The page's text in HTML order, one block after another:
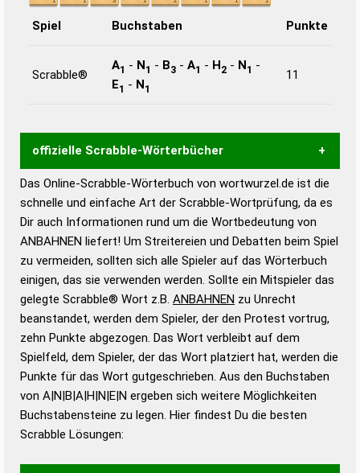
Spiel Buchstaben Punkte
Scrabble®
A1 - N1 - B3 - A1 - H2 - N1 -
E1 - N1
11
offizielle Scrabble-Wörterbücher
Wortwurzel liefert mit Hilfe eines semantischen
Wortanalyse-Algorithmus gute Anhaltspunkte zu
Wortbedeutung, Worttrennung und Wortform, um die
Gültigkeit eines Wortes für das Scrabble-Spiel zu
bestimmen!
zugelassene Turnier Scrabble-
Wörterbücher sind:
Duden – Standardwerk in 12 Bänden
Duden – Richtiges und gutes
Deutsch
Duden – Die deutsche Grammatik
Duden – Deutsches
Das Online-Scrabble-Wörterbuch von wortwurzel.de ist die
schnelle und einfache Art der Scrabble-Wortprüfung, da es
Dir auch Informationen rund um die Wortbedeutung von
ANBAHNEN liefert! Um Streitereien und Debatten beim Spiel
zu vermeiden, sollten sich alle Spieler auf das Wörterbuch
einigen, das sie verwenden werden. Sollte ein Mitspieler das
gelegte Scrabble® Wort z.B. ANBAHNEN zu Unrecht
beanstandet, werden dem Spieler, der den Protest vortrug,
zehn Punkte abgezogen. Das Wort verbleibt auf dem
Spielfeld, dem Spieler, der das Wort platziert hat, werden die
Punkte für das Wort gutgeschrieben. Aus den Buchstaben
von A|N|B|A|H|N|E|N ergeben sich weitere Möglichkeiten
Buchstabensteine zu legen. Hier findest Du die besten
Scrabble Lösungen: